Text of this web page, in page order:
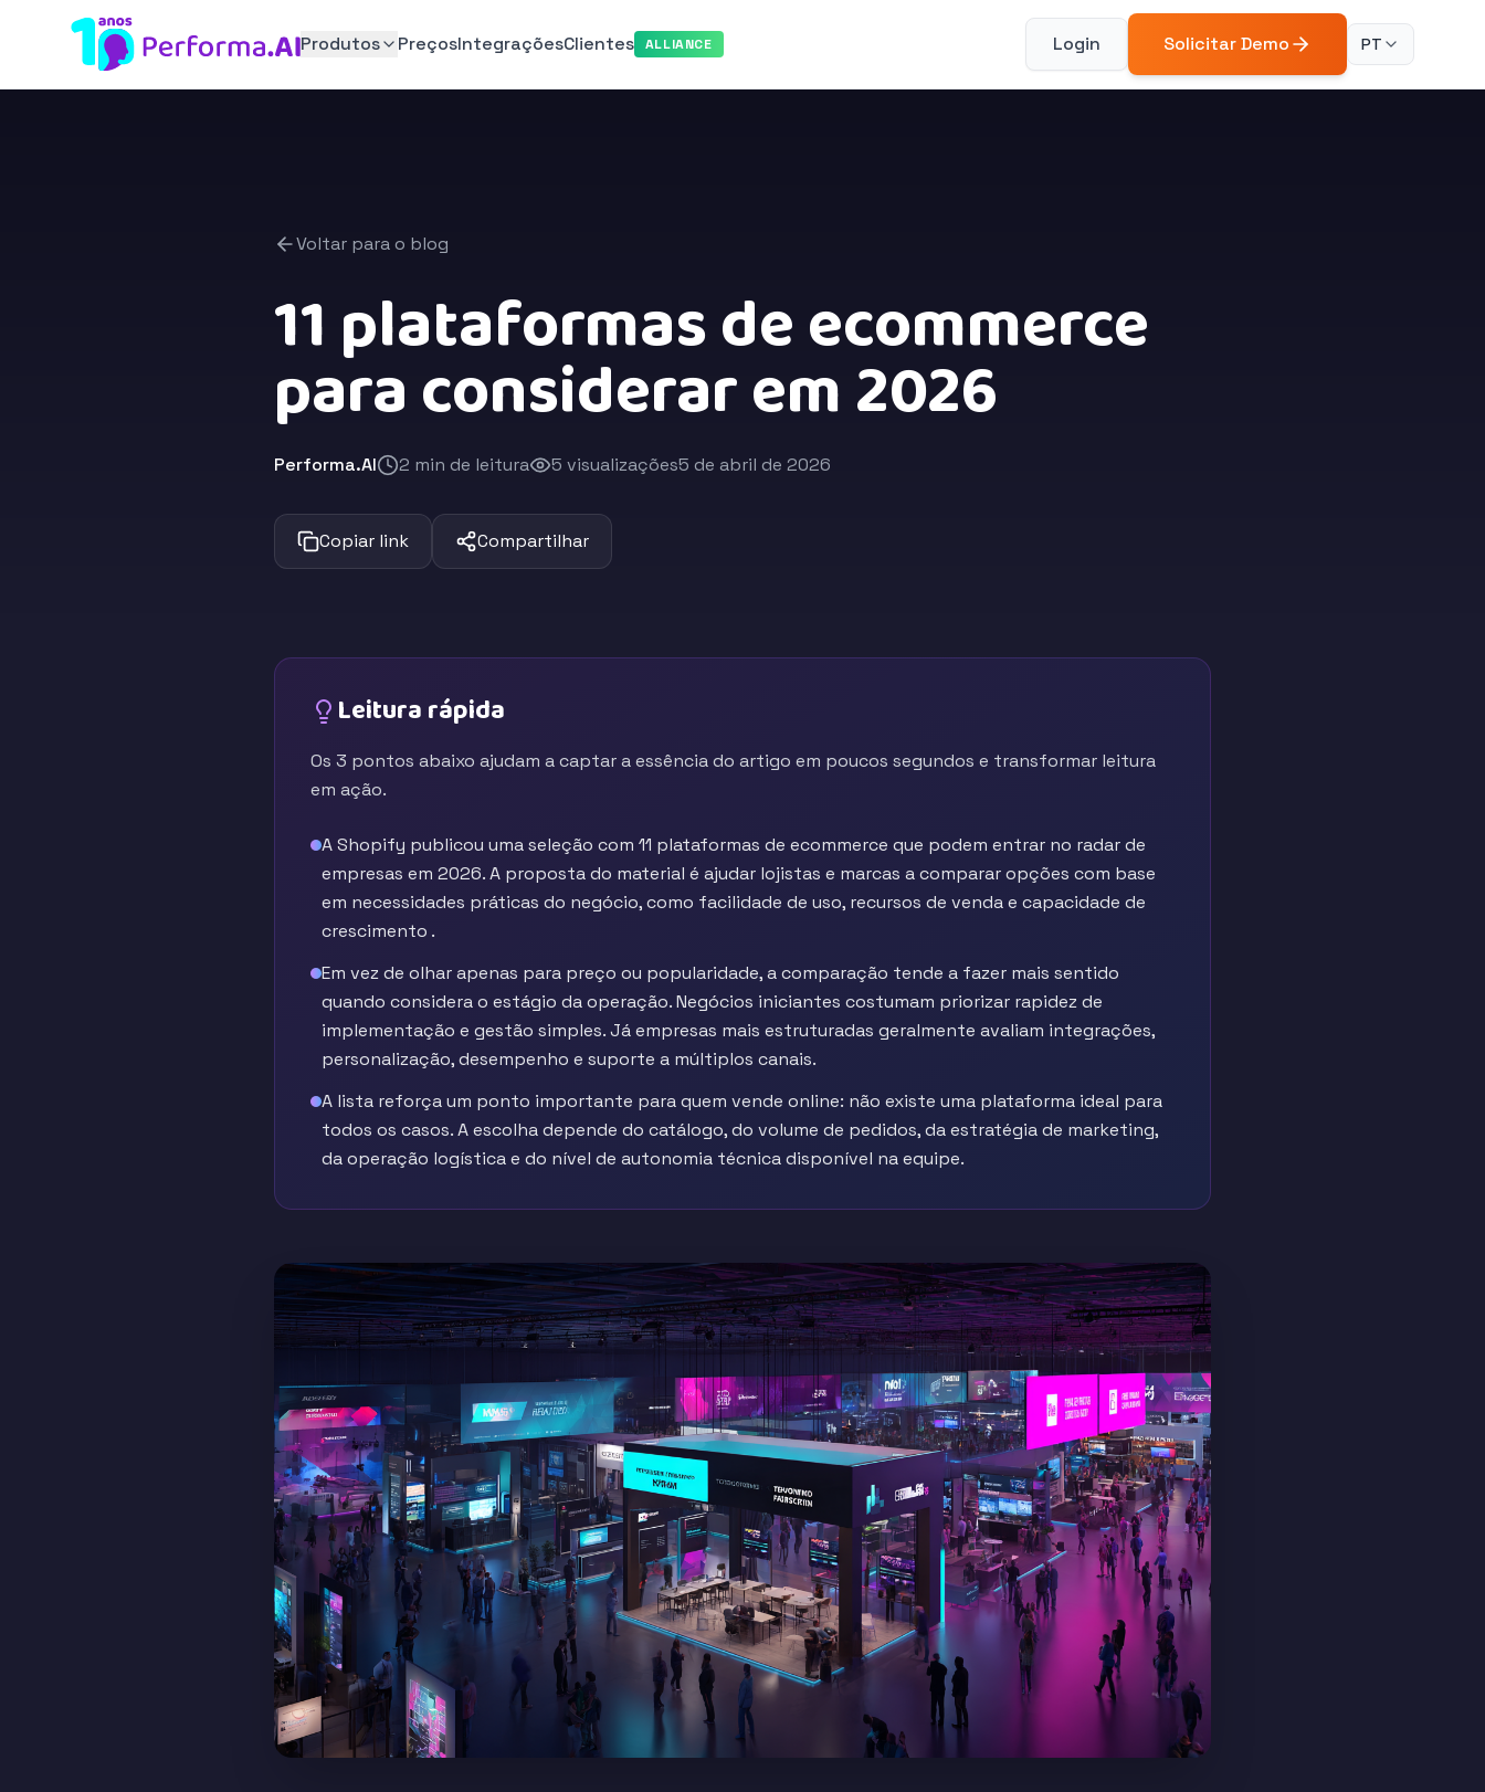
Produtos PreçosIntegraçõesClientes ALLIANCE Login Solicitar Demo PT
Voltar para o blog
11 plataformas de ecommerce
para considerar em 2026
Performa.AI 2 min de leitura 5 visualizações5 de abril de 2026
Copiar link Compartilhar
Leitura rápida
Os 3 pontos abaixo ajudam a captar a essência do artigo em poucos segundos e transformar leitura
em ação.
A Shopify publicou uma seleção com 11 plataformas de ecommerce que podem entrar no radar de
empresas em 2026. A proposta do material é ajudar lojistas e marcas a comparar opções com base
em necessidades práticas do negócio, como facilidade de uso, recursos de venda e capacidade de
crescimento .
Em vez de olhar apenas para preço ou popularidade, a comparação tende a fazer mais sentido
quando considera o estágio da operação. Negócios iniciantes costumam priorizar rapidez de
implementação e gestão simples. Já empresas mais estruturadas geralmente avaliam integrações,
personalização, desempenho e suporte a múltiplos canais.
A lista reforça um ponto importante para quem vende online: não existe uma plataforma ideal para
todos os casos. A escolha depende do catálogo, do volume de pedidos, da estratégia de marketing,
da operação logística e do nível de autonomia técnica disponível na equipe.